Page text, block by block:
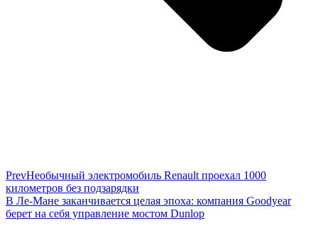
PrevНеобычный электромобиль Renault проехал 1000
километров без подзарядки
В Ле-Мане заканчивается целая эпоха: компания Goodyear
берет на себя управление мостом Dunlop